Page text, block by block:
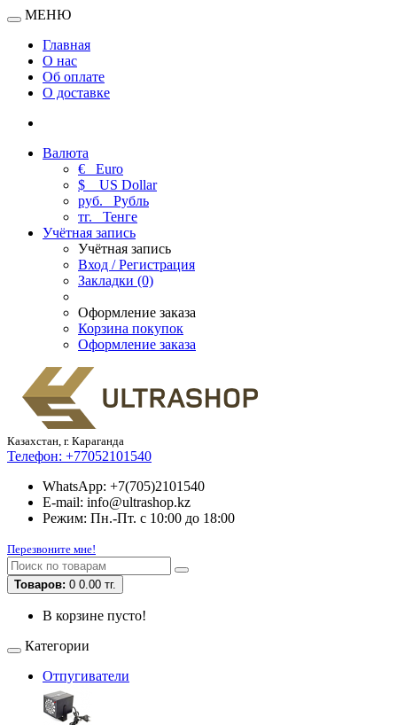
МЕНЮ
Главная
О нас
Об оплате
О доставке
Валюта
€ Euro
$
US Dollar
руб. Рубль
тг. Тенге
Учётная запись
Учётная запись
Вход / Регистрация
Закладки (0)
Оформление заказа
Корзина покупок
Оформление заказа
Казахстан, г. Караганда
Телефон: +77052101540
WhatsApp: +7(705)2101540
E-mail: info@ultrashop.kz
Режим: Пн.-Пт. с 10:00 до 18:00
Перезвоните мне!
Товаров: 0 0.00 тг.
В корзине пусто!
Категории
Отпугиватели